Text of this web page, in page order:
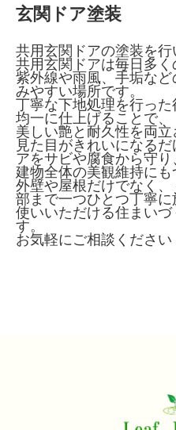
玄関ドア塗装
共用玄関ドアの塗装を
共用玄関ドアは毎日多く
紫外線や雨風、手垢な
みやすい場所です。
丁寧な下地処理を行った
均一に仕上げることで、
美しい艶と耐久性を両立
見た目がきれいになる
アをサビや腐食から守り
建物全体の美観維持にも
外壁や屋根だけでなく
部まで一つひとつ丁寧
使いいただける住まい
す。
お気軽にご相談ください